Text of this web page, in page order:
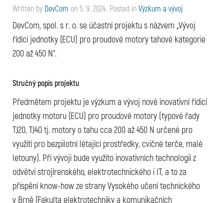
Written by DevCom on 5. 9. 2024. Posted in Výzkum a vývoj
DevCom, spol. s r. o. se účastní projektu s názvem „Vývoj
řídící jednotky (ECU) pro proudové motory tahové kategorie
200 až 450 N“.
Stručný popis projektu
Předmětem projektu je výzkum a vývoj nové inovativní řídicí
jednotky motoru (ECU) pro proudové motory (typové řady
TJ20, TJ40 tj. motory o tahu cca 200 až 450 N určené pro
využití pro bezpilotní létající prostředky, cvičné terče, malé
letouny). Při vývoji bude využito inovativních technologií z
odvětví strojírenského, elektrotechnického i IT, a to za
přispění know-how ze strany Vysokého učení technického
v Brně (Fakulta elektrotechniky a komunikačních